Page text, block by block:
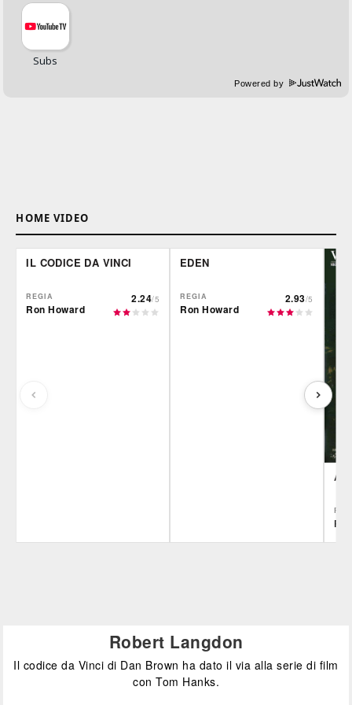
Powered by
HOME VIDEO
IL CODICE DA VINCI
REGIA
Ron Howard
2.24/5
EDEN
REGIA
Ron Howard
2.93/5
A
Robert Langdon
Il codice da Vinci di Dan Brown ha dato il via alla serie di film
con Tom Hanks.